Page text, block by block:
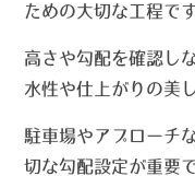
ための大切な工程です
高さや勾配を確認し
水性や仕上がりの美
駐車場やアプローチ
切な勾配設定が重要で